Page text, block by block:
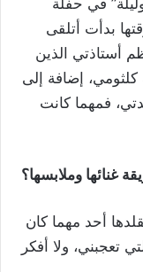
وليلة” في حفلة
بدأت أتلقى
أستاذتي الذين
إضافة إلى
فمهما كانت
غنائها وملابسها؟
أحد مهما كان
تعجبني، ولا أفكر